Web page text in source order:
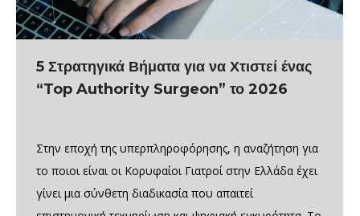
5 Στρατηγικά Βήματα για να Χτιστεί ένας
“Top Authority Surgeon” το 2026
Στην εποχή της υπερπληροφόρησης, η αναζήτηση για
το ποιοι είναι οι Κορυφαίοι Γιατροί στην Ελλάδα έχει
γίνει μια σύνθετη διαδικασία που απαιτεί